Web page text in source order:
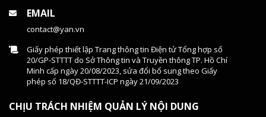
EMAIL
contact@yan.vn
Giấy phép thiết lập Trang thông tin Điện tử Tổng hợp số
20/GP-STTTT do Sở Thông tin và Truyền thông TP. Hồ Chí
Minh cấp ngày 20/08/2023, sửa đổi bổ sung theo Giấy
phép số 18/QĐ-STTTT-ICP ngày 21/09/2023
CHỊU TRÁCH NHIỆM QUẢN LÝ NỘI DUNG